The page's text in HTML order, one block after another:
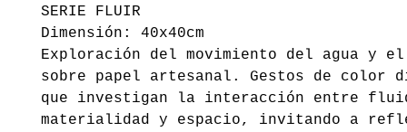
SERIE FLUIR
Dimensión: 40x40cm
Exploración del movimiento del agua y el
sobre papel artesanal. Gestos de color
que investigan la interacción entre
materialidad y espacio, invitando a